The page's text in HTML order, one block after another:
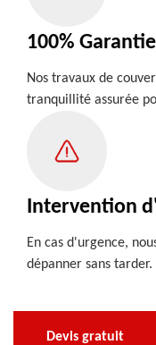
100% Garantie
Nos travaux de
tranquillité assurée
Intervention
En cas d'urgence,
dépanner sans tarder.
Devis gratuit